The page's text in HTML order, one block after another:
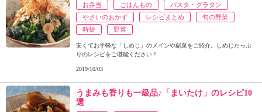
お弁当 ごはんもの
パスタ・グラタン
やさいのおかず
レシピまとめ
旬の野菜
時短
野菜
安くてお手軽な「しめじ」のメインや副菜をご紹介。しめじたっぷ
りのレシピをご堪能ください！
2019/10/03
うまみも香りも一級品♪「まいたけ」のレシピ10
選